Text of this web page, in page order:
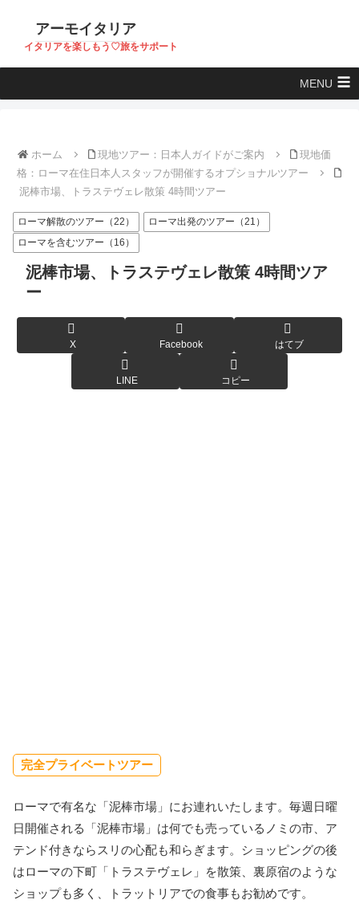
アーモイタリア
イタリアを楽しもう♡旅をサポート
MENU
ホーム 現地ツアー：日本人ガイドがご案内
現地価
格：ローマ在住日本人スタッフが開催するオプショナルツアー
泥棒市場、トラステヴェレ散策 4時間ツアー
ローマ解散のツアー（22）
ローマ出発のツアー（21）
ローマを含むツアー（16）
泥棒市場、トラステヴェレ散策 4時間ツア
ー
X Facebook はてブ
LINE コピー
完全プライベートツアー
ローマで有名な「泥棒市場」にお連れいたします。毎週日曜
日開催される「泥棒市場」は何でも売っているノミの市、ア
テンド付きならスリの心配も和らぎます。ショッピングの後
はローマの下町「トラステヴェレ」を散策、裏原宿のような
ショップも多く、トラットリアでの食事もお勧めです。